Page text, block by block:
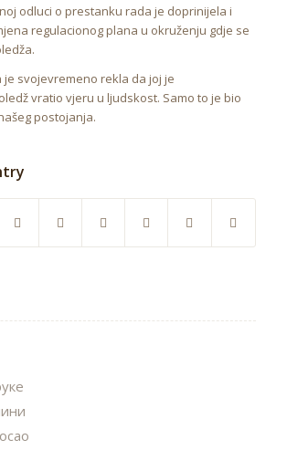
odluci o prestanku rada je doprinijela i
regulacionog plana u okruženju gdje se
je svojevremeno rekla da joj je
vratio vjeru u ljudskost. Samo to je bio
postojanja.